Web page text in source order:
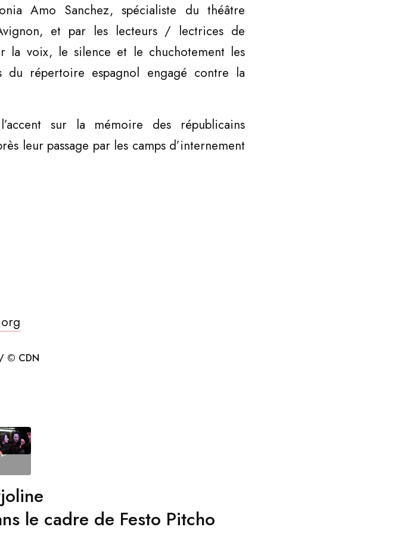
Amo Sanchez, spécialiste du théâtre
et par les lecteurs / lectrices de
la voix, le silence et le chuchotement les
du répertoire espagnol engagé contre la
sur la mémoire des républicains
leur passage par les camps d’internement
/ © CDN
le cadre de Festo Pitcho